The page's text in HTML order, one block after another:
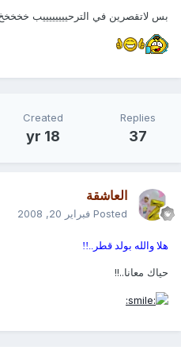
بس لاتقصرين في الترحييييييييب خخخخخ
Replies
37
Created
18 yr
العاشقة
Posted فبراير 20, 2008
هلا والله بولد قطر..!!
حياك معانا..!!